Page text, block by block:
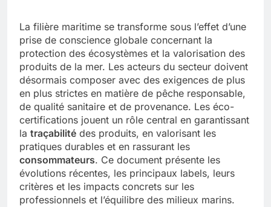
La filière maritime se transforme sous l’effet d’une
prise de conscience globale concernant la
protection des écosystèmes et la valorisation des
produits de la mer. Les acteurs du secteur doivent
désormais composer avec des exigences de plus
en plus strictes en matière de pêche responsable,
de qualité sanitaire et de provenance. Les éco-
certifications jouent un rôle central en garantissant
la traçabilité des produits, en valorisant les
pratiques durables et en rassurant les
consommateurs. Ce document présente les
évolutions récentes, les principaux labels, leurs
critères et les impacts concrets sur les
professionnels et l’équilibre des milieux marins.